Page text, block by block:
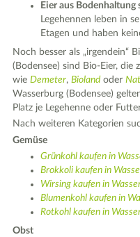
Eier aus
Legehennen leben in
Etagen und haben
Noch besser als „irgendein“
(Bodensee) sind Bio-Eier, die
wieDemeter,Biolandoder
Wasserburg (Bodensee)
Platz je Legehenne oder
Nach weiteren Kategorien
Gemüse
Grünkohl kaufen in
Brokkoli kaufen in
Wirsing kaufen in
Blumenkohl kaufen in
Rotkohl kaufen in
Obst